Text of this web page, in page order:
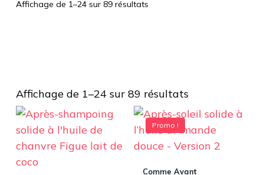
Affichage de 1–24 sur 89 résultats
Affichage de 1–24 sur 89 résultats
Promo !
Comme Avant